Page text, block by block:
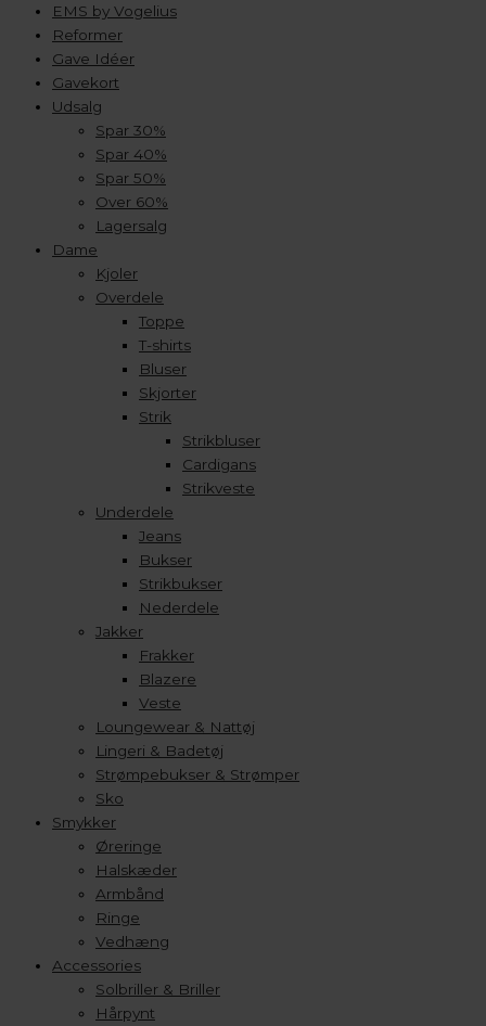
EMS by Vogelius
Reformer
Gave Idéer
Gavekort
Udsalg
Spar 30%
Spar 40%
Spar 50%
Over 60%
Lagersalg
Dame
Kjoler
Overdele
Toppe
T-shirts
Bluser
Skjorter
Strik
Strikbluser
Cardigans
Strikveste
Underdele
Jeans
Bukser
Strikbukser
Nederdele
Jakker
Frakker
Blazere
Veste
Loungewear & Nattøj
Lingeri & Badetøj
Strømpebukser & Strømper
Sko
Smykker
Øreringe
Halskæder
Armbånd
Ringe
Vedhæng
Accessories
Solbriller & Briller
Hårpynt